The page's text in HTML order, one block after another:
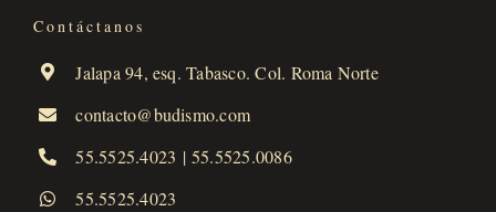
Contáctanos
Jalapa 94, esq. Tabasco. Col. Roma Norte
contacto@budismo.com
55.5525.4023 | 55.5525.0086
55.5525.4023